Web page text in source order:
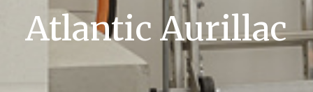
Atlantic Aurillac